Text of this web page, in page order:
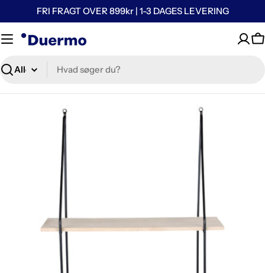
FRI FRAGT OVER 899kr | 1-3 DAGES LEVERING
Søg